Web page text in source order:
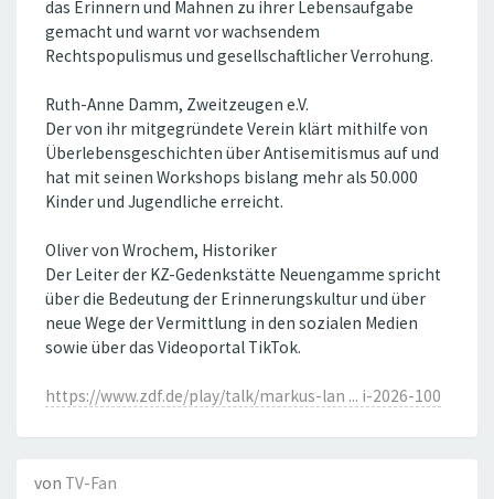
das Erinnern und Mahnen zu ihrer Lebensaufgabe
gemacht und warnt vor wachsendem
Rechtspopulismus und gesellschaftlicher Verrohung.
Ruth-Anne Damm, Zweitzeugen e.V.
Der von ihr mitgegründete Verein klärt mithilfe von
Überlebensgeschichten über Antisemitismus auf und
hat mit seinen Workshops bislang mehr als 50.000
Kinder und Jugendliche erreicht.
Oliver von Wrochem, Historiker
Der Leiter der KZ-Gedenkstätte Neuengamme spricht
über die Bedeutung der Erinnerungskultur und über
neue Wege der Vermittlung in den sozialen Medien
sowie über das Videoportal TikTok.
https://www.zdf.de/play/talk/markus-lan ... i-2026-100
von TV-Fan